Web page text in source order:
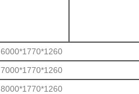
6000*1770*1260
7000*1770*1260
8000*1770*1260